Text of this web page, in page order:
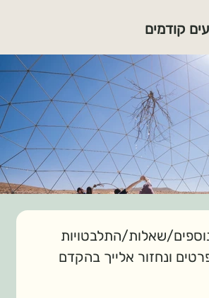
Dj Sultana
דיג'יית ומנחה מסעות נשים
קודמים
שאלות/התלבטויות
ונחזור אלייך בהקדם